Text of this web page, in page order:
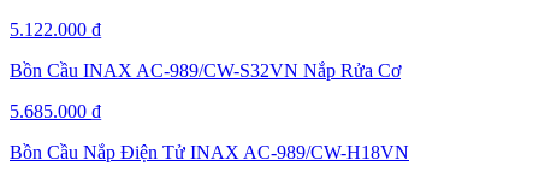
5.122.000 ₫
Bồn Cầu INAX AC-989/CW-S32VN Nắp Rửa Cơ
5.685.000 ₫
Bồn Cầu Nắp Điện Tử INAX AC-989/CW-H18VN